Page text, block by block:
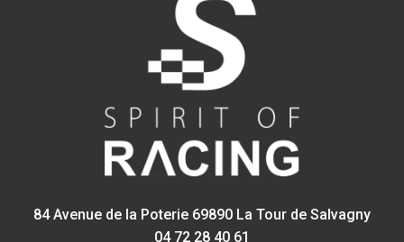
84 Avenue de la Poterie 69890 La Tour de Salvagny
04 72 28 40 61